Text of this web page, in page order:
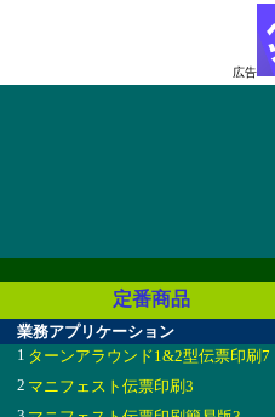
広告
定番商品
業務アプリケーション
1 ターンアラウンド1&2型伝票印刷7
2 マニフェスト伝票印刷3